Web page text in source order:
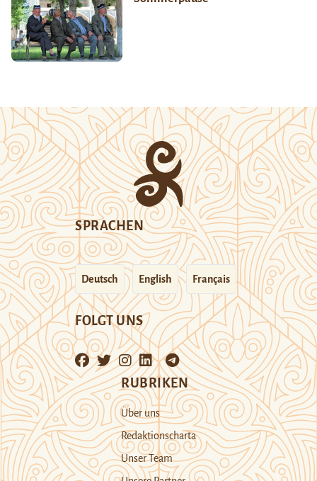
SPRACHEN
Deutsch English Français
FOLGT UNS
RUBRIKEN
Über uns
Redaktionscharta
Unser Team